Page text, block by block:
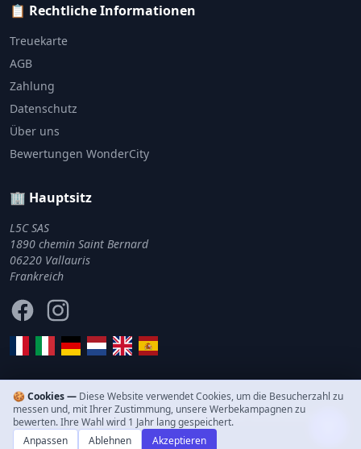
📋 Rechtliche Informationen
Treuekarte
AGB
Zahlung
Datenschutz
Über uns
Bewertungen WonderCity
🏢 Hauptsitz
L5C SAS
1890 chemin Saint Bernard
06220 Vallauris
Frankreich
FacebookInstagram
© 2011–2026 WonderCity. Alle Rechte vorbehalten.
🍪 Cookies — Diese Website verwendet Cookies, um die Besucherzahl zu
messen und, mit Ihrer Zustimmung, unsere Werbekampagnen zu
bewerten. Ihre Wahl wird 1 Jahr lang gespeichert.
Anpassen
Ablehnen Akzeptieren